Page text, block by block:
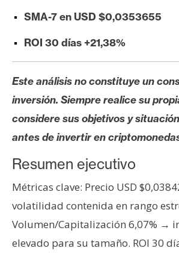
I
A
A
n
á
i
i
s
SMA-7 en USD $0,0353655
ROI 30 días +21,38%
Este análisis no constituye un
inversión. Siempre realice su
considere sus objetivos y
antes de invertir en
Resumen ejecutivo
Métricas clave: Precio USD
volatilidad contenida en rango
Volumen/Capitalización 6,07% →
elevado para su tamaño. ROI 30